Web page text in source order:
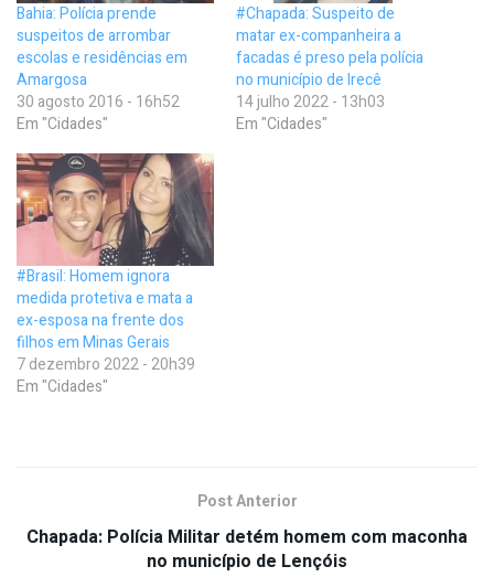
Bahia: Polícia prende
suspeitos de arrombar
escolas e residências em
Amargosa
30 agosto 2016 - 16h52
Em "Cidades"
#Chapada: Suspeito de
matar ex-companheira a
facadas é preso pela polícia
no município de Irecê
14 julho 2022 - 13h03
Em "Cidades"
#Brasil: Homem ignora
medida protetiva e mata a
ex-esposa na frente dos
filhos em Minas Gerais
7 dezembro 2022 - 20h39
Em "Cidades"
Post Anterior
Chapada: Polícia Militar detém homem com maconha
no município de Lençóis